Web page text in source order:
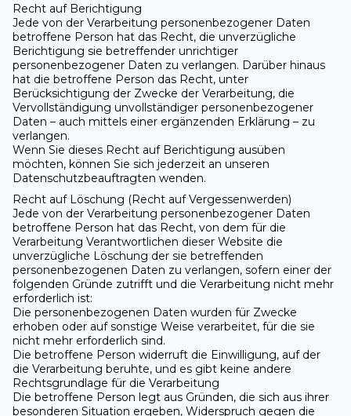
Recht auf Berichtigung
Jede von der Verarbeitung personenbezogener Daten
betroffene Person hat das Recht, die unverzügliche
Berichtigung sie betreffender unrichtiger
personenbezogener Daten zu verlangen. Darüber hinaus
hat die betroffene Person das Recht, unter
Berücksichtigung der Zwecke der Verarbeitung, die
Vervollständigung unvollständiger personenbezogener
Daten – auch mittels einer ergänzenden Erklärung – zu
verlangen.
Wenn Sie dieses Recht auf Berichtigung ausüben
möchten, können Sie sich jederzeit an unseren
Datenschutzbeauftragten wenden.
Recht auf Löschung (Recht auf Vergessenwerden)
Jede von der Verarbeitung personenbezogener Daten
betroffene Person hat das Recht, von dem für die
Verarbeitung Verantwortlichen dieser Website die
unverzügliche Löschung der sie betreffenden
personenbezogenen Daten zu verlangen, sofern einer der
folgenden Gründe zutrifft und die Verarbeitung nicht mehr
erforderlich ist:
Die personenbezogenen Daten wurden für Zwecke
erhoben oder auf sonstige Weise verarbeitet, für die sie
nicht mehr erforderlich sind.
Die betroffene Person widerruft die Einwilligung, auf der
die Verarbeitung beruhte, und es gibt keine andere
Rechtsgrundlage für die Verarbeitung
Die betroffene Person legt aus Gründen, die sich aus ihrer
besonderen Situation ergeben, Widerspruch gegen die